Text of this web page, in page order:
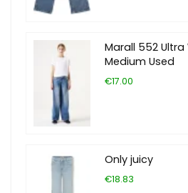
Marall 552
Medium Used
€17.00
Only juicy
€18.83